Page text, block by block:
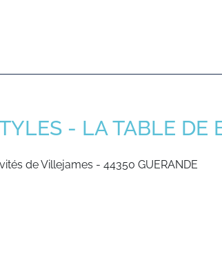
- LA TABLE DE
de Villejames - 44350 GUERANDE